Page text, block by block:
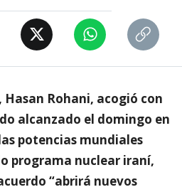
Hasan Rohani, acogió con
alcanzado el domingo en
potencias mundiales
programa nuclear iraní,
“abrirá nuevos